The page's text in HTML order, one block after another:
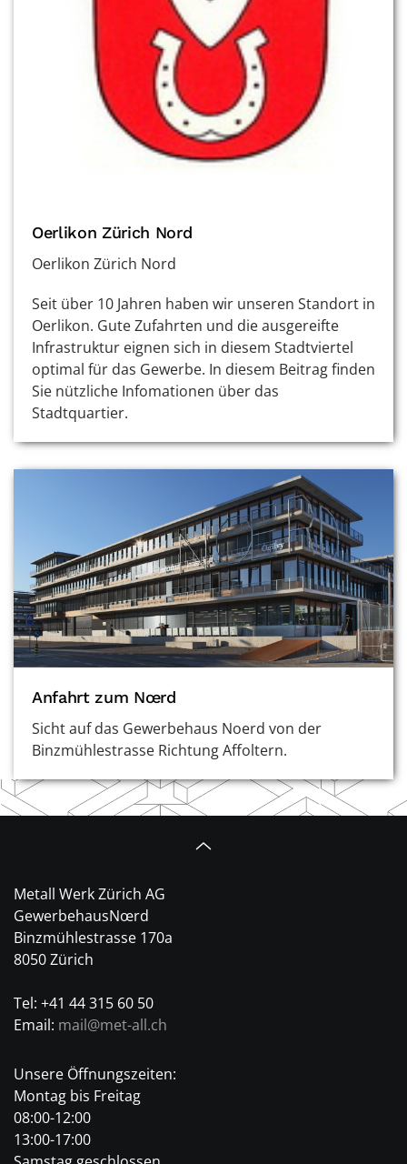
Oerlikon Zürich Nord
Oerlikon Zürich Nord
Seit über 10 Jahren haben wir unseren Standort in
Oerlikon. Gute Zufahrten und die ausgereifte
Infrastruktur eignen sich in diesem Stadtviertel
optimal für das Gewerbe. In diesem Beitrag finden
Sie nützliche Infomationen über das
Stadtquartier.
Anfahrt zum Nœrd
Sicht auf das Gewerbehaus Noerd von der
Binzmühlestrasse Richtung Affoltern.
Metall Werk Zürich AG
GewerbehausNœrd
Binzmühlestrasse 170a
8050 Zürich
Tel: +41 44 315 60 50
Email: mail@met-all.ch
Unsere Öffnungszeiten:
Montag bis Freitag
08:00-12:00
13:00-17:00